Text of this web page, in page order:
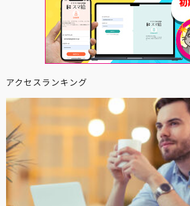
アクセスランキング